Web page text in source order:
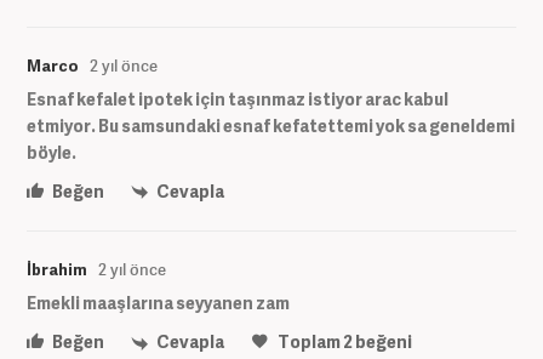
Marco 2 yıl önce
Esnaf kefalet ipotek için taşınmaz istiyor arac kabul
etmiyor. Bu samsundaki esnaf kefatettemi yok sa geneldemi
böyle.
Beğen
Cevapla
İbrahim 2 yıl önce
Emekli maaşlarına seyyanen zam
Beğen
Cevapla Toplam2beğeni